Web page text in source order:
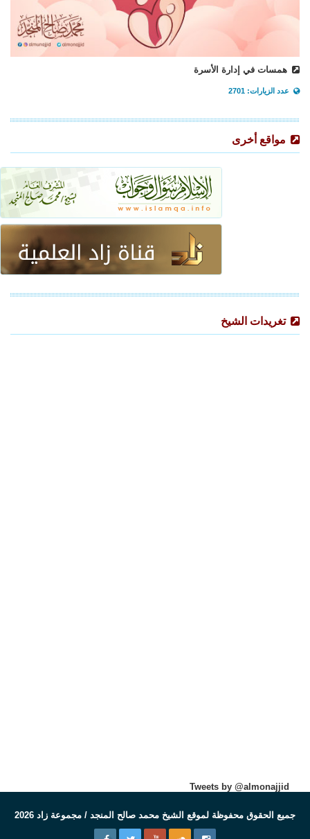
همسات في إدارة الأسرة
عدد الزيارات: 2701
مواقع أخرى
تغريدات الشيخ
Tweets by @almonajjid
جميع الحقوق محفوظة لموقع الشيخ محمد صالح المنجد / مجموعة زاد 2026